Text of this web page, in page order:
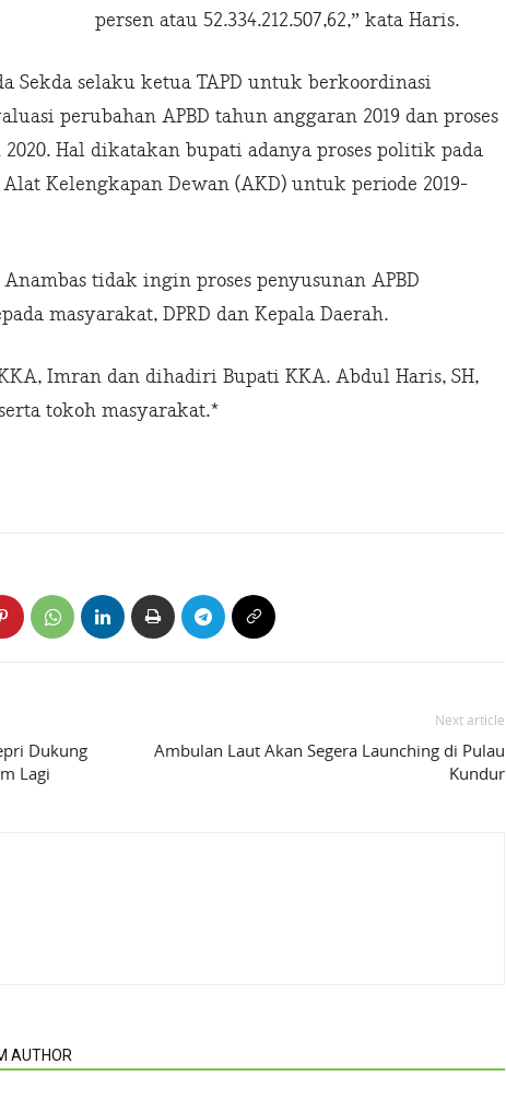
persen atau 52.334.212.507,62,” kata Haris.
Sekda selaku ketua TAPD untuk berkoordinasi
perubahan APBD tahun anggaran 2019 dan proses
Hal dikatakan bupati adanya proses politik pada
Kelengkapan Dewan (AKD) untuk periode 2019-
tidak ingin proses penyusunan APBD
masyarakat, DPRD dan Kepala Daerah.
Imran dan dihadiri Bupati KKA. Abdul Haris, SH,
tokoh masyarakat.*
Dukung
Lagi
Next article
Ambulan Laut Akan Segera Launching di Pulau
Kundur
AUTHOR